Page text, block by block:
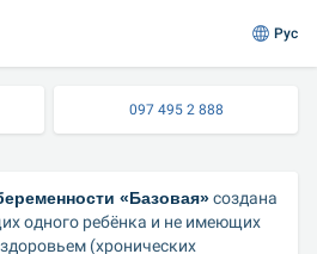
Рус
097 495 2 888
«Базовая» создана
одного ребёнка и не имеющих
(хронических